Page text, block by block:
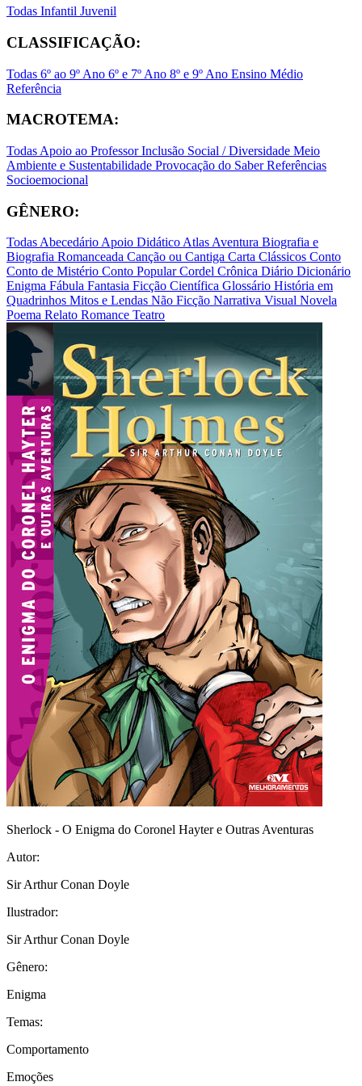
Todas Infantil Juvenil
CLASSIFICAÇÃO:
Todas 6º ao 9º Ano 6º e 7º Ano 8º e 9º Ano Ensino Médio
Referência
MACROTEMA:
Todas Apoio ao ProfessorInclusão Social / Diversidade Meio
Ambiente e Sustentabilidade Provocação do SaberReferências
Socioemocional
GÊNERO:
TodasAbecedárioApoio DidáticoAtlasAventura Biografia e
Biografia Romanceada Canção ou Cantiga Carta Clássicos Conto
Conto de Mistério Conto PopularCordel Crônica Diário Dicionário
Enigma Fábula Fantasia Ficção Científica Glossário História em
Quadrinhos Mitos e Lendas Não Ficção Narrativa Visual Novela
Poema Relato Romance Teatro
Sherlock - O Enigma do Coronel Hayter e Outras Aventuras
Autor:
Sir Arthur Conan Doyle
Ilustrador:
Sir Arthur Conan Doyle
Gênero:
Enigma
Temas:
Comportamento
Emoções